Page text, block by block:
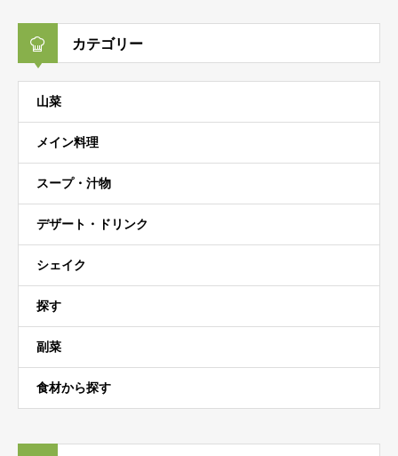
カテゴリー
山菜
メイン料理
スープ・汁物
デザート・ドリンク
シェイク
探す
副菜
食材から探す